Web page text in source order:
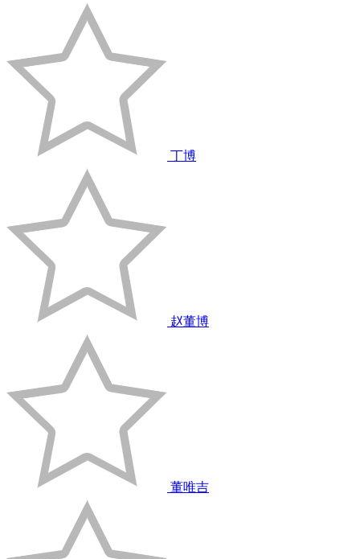
丁博
赵董博
董唯吉